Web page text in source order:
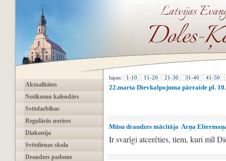
Aktualitātes
Notikumu kalendārs
Svētdarbības
Regulārās norises
Diakonija
Svētdienas skola
Draudzes padome
lapas: 1-10 11-20 21-30 31-40 41-50
22.marta Dievkalpojuma pārraide pl.
Mūsu draudzes mācītāja ‍ Arņa
Ir svarīgi atcerēties, tiem, kuri mīl